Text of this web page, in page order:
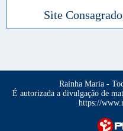
Site
Rainha Maria -
É autorizada a divulgação de
https://